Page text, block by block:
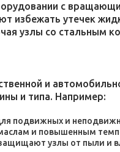
с
избежать утечек
узлы со стальным
и
и типа. Например:
подвижных и
и повышенным
узлы от пыли и